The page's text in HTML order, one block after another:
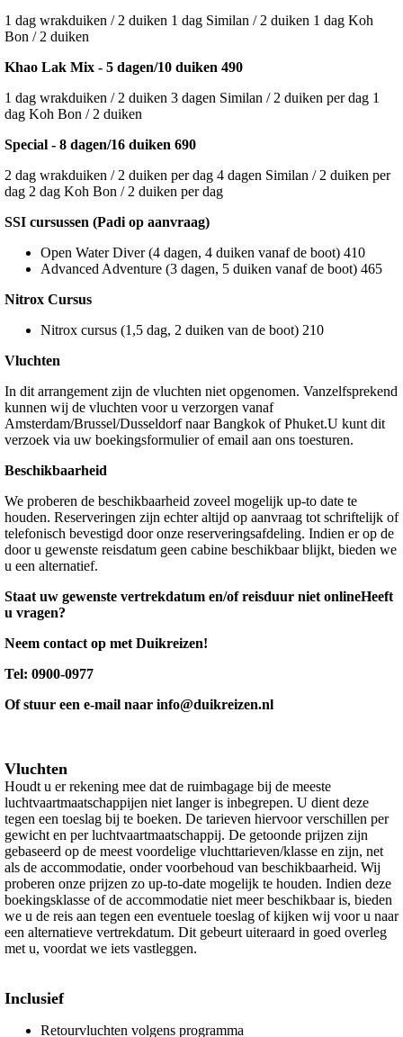
1 dag wrakduiken / 2 duiken 1 dag Similan / 2 duiken 1 dag Koh
Bon / 2 duiken
Khao Lak Mix - 5 dagen/10 duiken 490
1 dag wrakduiken / 2 duiken 3 dagen Similan / 2 duiken per dag 1
dag Koh Bon / 2 duiken
Special - 8 dagen/16 duiken 690
2 dag wrakduiken / 2 duiken per dag 4 dagen Similan / 2 duiken per
dag 2 dag Koh Bon / 2 duiken per dag
SSI cursussen (Padi op aanvraag)
Open Water Diver (4 dagen, 4 duiken vanaf de boot) 410
Advanced Adventure (3 dagen, 5 duiken vanaf de boot) 465
Nitrox Cursus
Nitrox cursus (1,5 dag, 2 duiken van de boot) 210
Vluchten
In dit arrangement zijn de vluchten niet opgenomen. Vanzelfsprekend
kunnen wij de vluchten voor u verzorgen vanaf
Amsterdam/Brussel/Dusseldorf naar Bangkok of Phuket.U kunt dit
verzoek via uw boekingsformulier of email aan ons toesturen.
Beschikbaarheid
We proberen de beschikbaarheid zoveel mogelijk up-to date te
houden. Reserveringen zijn echter altijd op aanvraag tot schriftelijk of
telefonisch bevestigd door onze reserveringsafdeling. Indien er op de
door u gewenste reisdatum geen cabine beschikbaar blijkt, bieden we
u een alternatief.
Staat uw gewenste vertrekdatum en/of reisduur niet onlineHeeft
u vragen?
Neem contact op met Duikreizen!
Tel: 0900-0977
Of stuur een e-mail naar info@duikreizen.nl
Vluchten
Houdt u er rekening mee dat de ruimbagage bij de meeste
luchtvaartmaatschappijen niet langer is inbegrepen. U dient deze
tegen een toeslag bij te boeken. De tarieven hiervoor verschillen per
gewicht en per luchtvaartmaatschappij. De getoonde prijzen zijn
gebaseerd op de meest voordelige vluchttarieven/klasse en zijn, net
als de accommodatie, onder voorbehoud van beschikbaarheid. Wij
proberen onze prijzen zo up-to-date mogelijk te houden. Indien deze
boekingsklasse of de accommodatie niet meer beschikbaar is, bieden
we u de reis aan tegen een eventuele toeslag of kijken wij voor u naar
een alternatieve vertrekdatum. Dit gebeurt uiteraard in goed overleg
met u, voordat we iets vastleggen.
Inclusief
Retourvluchten volgens programma